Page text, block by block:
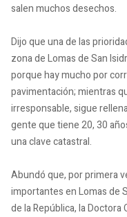
salen muchos desechos.
Dijo que una de las
zona de Lomas de San
porque hay mucho por
pavimentación; mientras
irresponsable, sigue
gente que tiene 20, 30
una clave catastral.
Abundó que, por primera
importantes en Lomas de
de la República, la